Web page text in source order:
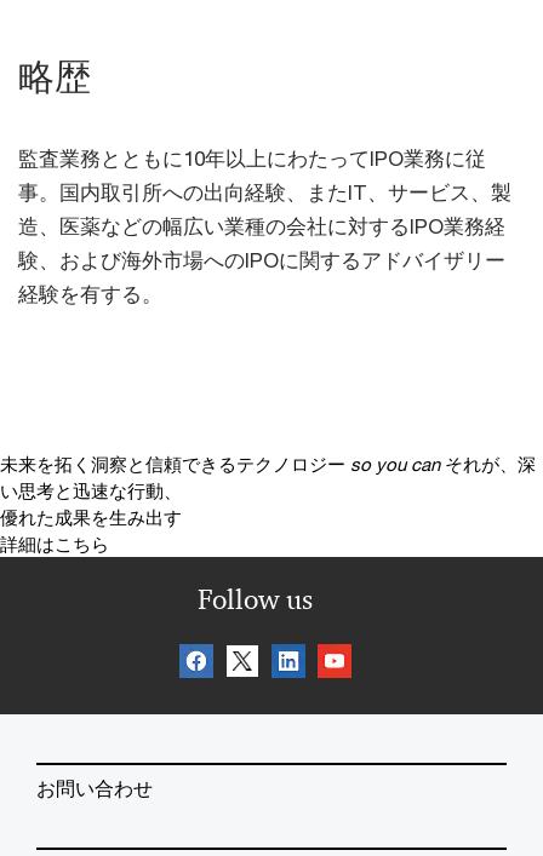
略歴
監査業務とともに10年以上にわたってIPO業務に従
事。国内取引所への出向経験、またIT、サービス、製
造、医薬などの幅広い業種の会社に対するIPO業務経
験、および海外市場へのIPOに関するアドバイザリー
経験を有する。
未来を拓く洞察と信頼できるテクノロジー so you can それが、深
い思考と迅速な行動、
優れた成果を生み出す
詳細はこちら
Follow us
お問い合わせ